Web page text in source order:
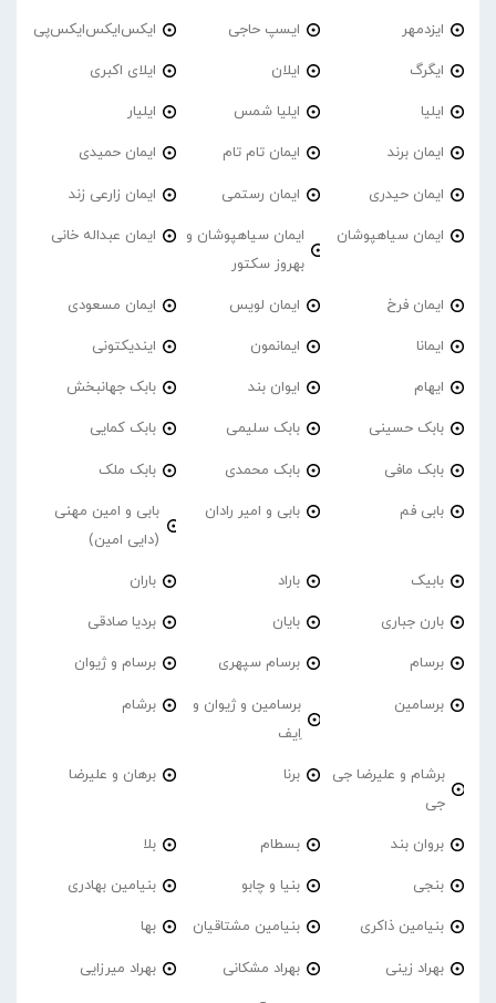
ایزدمهر ایسپ حاجی ایکس‌ایکس‌ایکس‌پی
ایگرگ ایلان ایلای اکبری
ایلیا ایلیا شمس ایلیار
ایمان برند ایمان تام تام ایمان حمیدی
ایمان حیدری ایمان رستمی ایمان زارعی زند
ایمان سیاهپوشان
ایمان سیاهپوشان و
بهروز سکتور
ایمان عبداله خانی
ایمان فرخ ایمان لویس ایمان مسعودی
ایمانا ایمانمون ایندیکتونی
ایهام ایوان بند بابک جهانبخش
بابک حسینی بابک سلیمی بابک کمایی
بابک مافی بابک محمدی بابک ملک
بابی فم بابی و امیر رادان
بابی و امین مهنی
(دایی امین)
بابیک باراد باران
بارن جباری بایان بردیا صادقی
برسام برسام سپهری برسام و ژیوان
برسامین
برسامین و ژیوان و
اِیف
برشام
برشام و علیرضا جی
جی
برنا برهان و علیرضا
بروان بند بسطام بلا
بنجی بنیا و چابو بنیامین بهادری
بنیامین ذاکری بنیامین مشتاقیان بها
بهراد زینی بهراد مشکانی بهراد میرزایی